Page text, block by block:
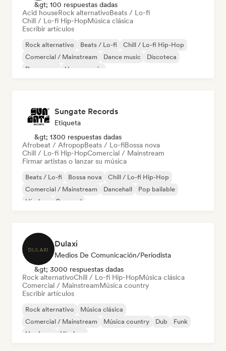
&gt; 100 respuestas dadas
Acid houseRock alternativoBeats / Lo-fi
Chill / Lo-fi Hip-HopMúsica clásica
Escribir artículos
Rock alternativo Beats / Lo-fi
Chill / Lo-fi Hip-Hop
Comercial / Mainstream
Dance music
Discoteca
Dream pop
House music
Sungate Records
Etiqueta
&gt; 1300 respuestas dadas
Afrobeat / AfropopBeats / Lo-fiBossa nova
Chill / Lo-fi Hip-HopComercial / Mainstream
Firmar artistas o lanzar su música
Beats / Lo-fi Bossa nova
Chill / Lo-fi Hip-Hop
Comercial / Mainstream
Dancehall
Pop bailable
Hip-hop
Pop soul
Dulaxi
Medios De Comunicación/Periodista
&gt; 3000 respuestas dadas
Rock alternativoChill / Lo-fi Hip-HopMúsica clásica
Comercial / MainstreamMúsica country
Escribir artículos
Rock alternativo
Música clásica
Comercial / Mainstream
Música country Dub
Funk
Hardcore
Hip-hop